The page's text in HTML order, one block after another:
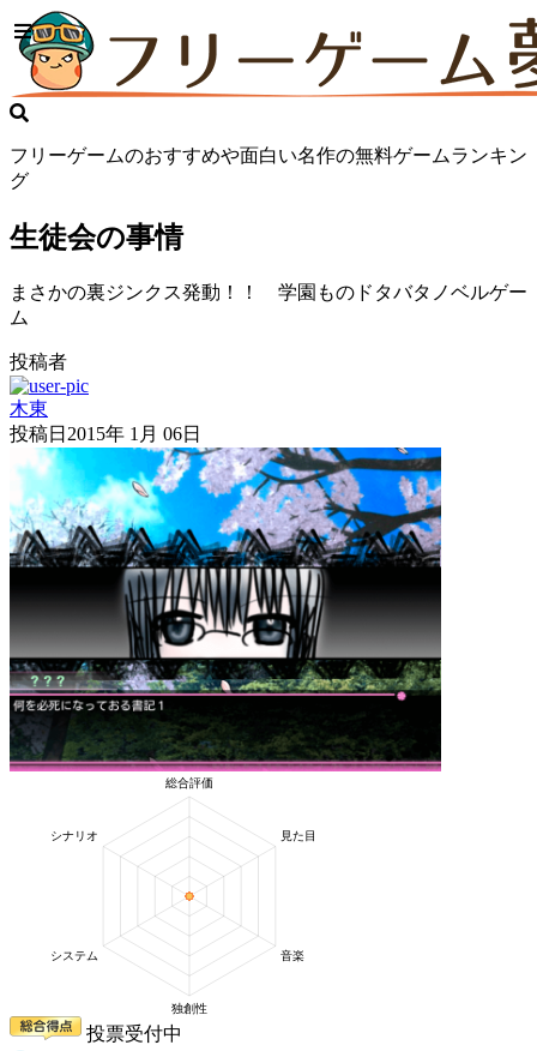
フリーゲームのおすすめや面白い名作の無料ゲームランキン
グ
生徒会の事情
まさかの裏ジンクス発動！！ 学園ものドタバタノベルゲー
ム
投稿者
木東
投稿日 2015年 1月 06日
投票受付中